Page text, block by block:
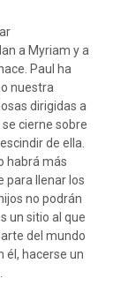
a Myriam y a
Paul ha
nuestra
dirigidas a
cierne sobre
de ella.
habrá más
para llenar los
no podrán
un sitio al que
del mundo
él, hacerse un